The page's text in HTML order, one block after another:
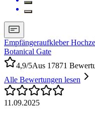
Empfängeraufkleber
Botanical Gate
4,9/5Aus 17871
Alle Bewertungen lesen
11.09.2025